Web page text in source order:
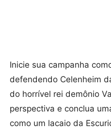
Inicie sua campanha
defendendo Celenheim
do horrível rei demônio
perspectiva e conclua
como um lacaio da